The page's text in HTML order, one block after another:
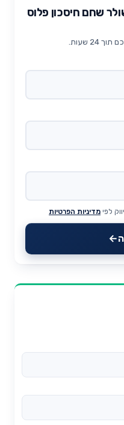
שחם חיסכון פלוס
שעות.
לפי מדיניות הפרטיות